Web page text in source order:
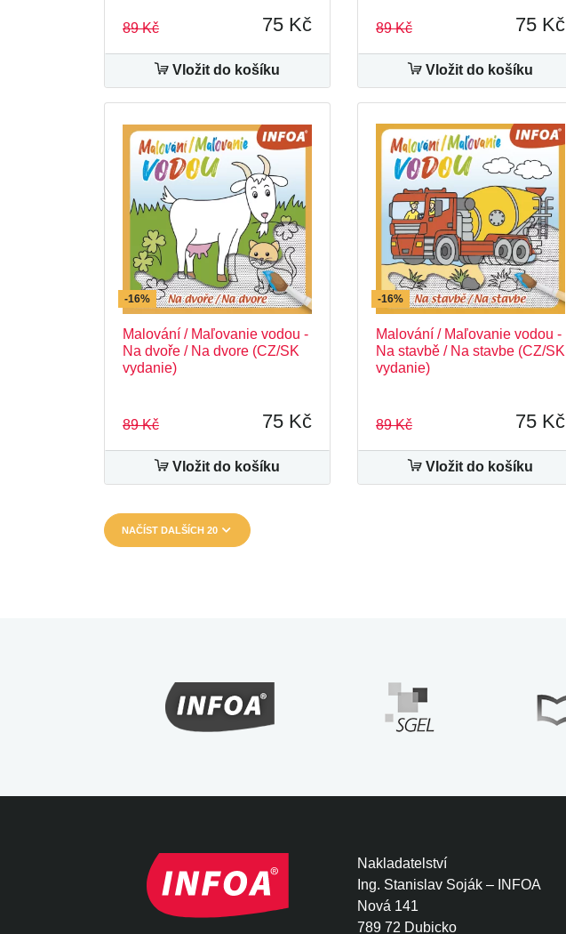
89 Kč 75 Kč
Vložit do košíku
89 Kč 75 Kč
Vložit do košíku
-16%
Malování / Maľovanie vodou -
Na dvoře / Na dvore (CZ/SK
vydanie)
89 Kč 75 Kč
Vložit do košíku
-16%
Malování / Maľovanie vodou -
Na stavbě / Na stavbe (CZ/SK
vydanie)
89 Kč 75 Kč
Vložit do košíku
NAČÍST DALŠÍCH 20
Nakladatelství
Ing. Stanislav Soják – INFOA
Nová 141
789 72 Dubicko